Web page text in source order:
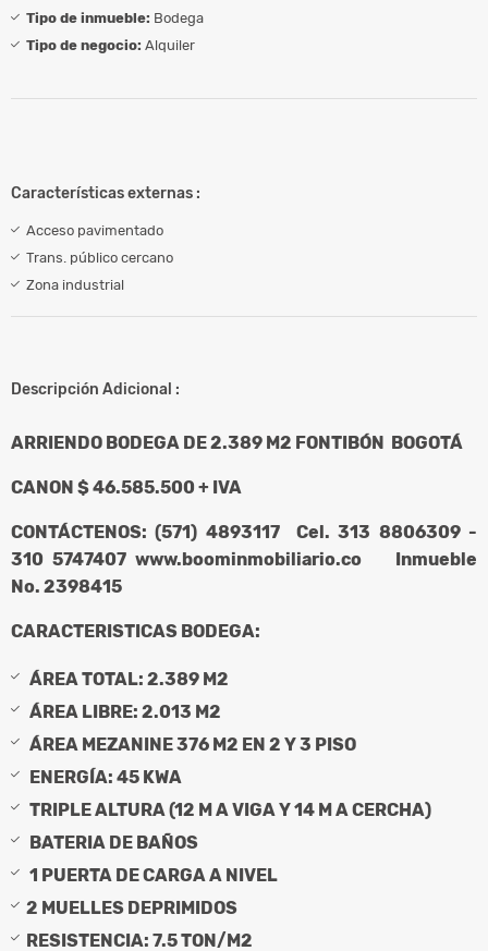
Tipo de inmueble: Bodega
Tipo de negocio: Alquiler
Características externas :
Acceso pavimentado
Trans. público cercano
Zona industrial
Descripción Adicional :
ARRIENDO BODEGA DE 2.389 M2 FONTIBÓN BOGOTÁ
CANON $ 46.585.500 + IVA
CONTÁCTENOS: (571) 4893117 Cel. 313 8806309 -
310 5747407 www.boominmobiliario.co Inmueble
No. 2398415
CARACTERISTICAS BODEGA:
ÁREA TOTAL: 2.389 M2
ÁREA LIBRE: 2.013 M2
ÁREA MEZANINE 376 M2 EN 2 Y 3 PISO
ENERGÍA: 45 KWA
TRIPLE ALTURA (12 M A VIGA Y 14 M A CERCHA)
BATERIA DE BAÑOS
1 PUERTA DE CARGA A NIVEL
2 MUELLES DEPRIMIDOS
RESISTENCIA: 7.5 TON/M2